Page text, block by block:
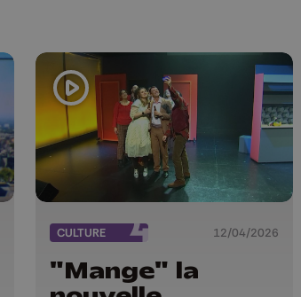
CULTURE 12/04/2026
"Mange" la